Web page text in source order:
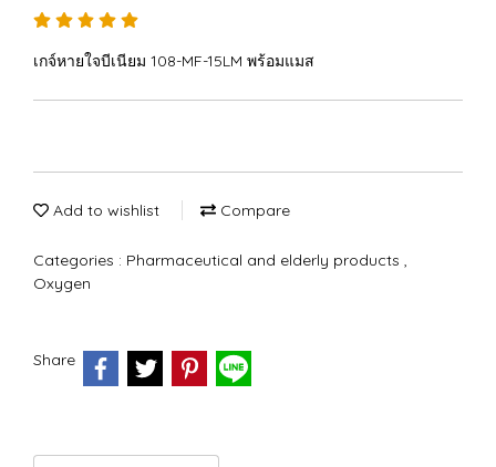
เกจ์หายใจบีเนียม 108-MF-15LM พร้อมแมส
Add to wishlist Compare
Categories : Pharmaceutical and elderly products ,
Oxygen
Share